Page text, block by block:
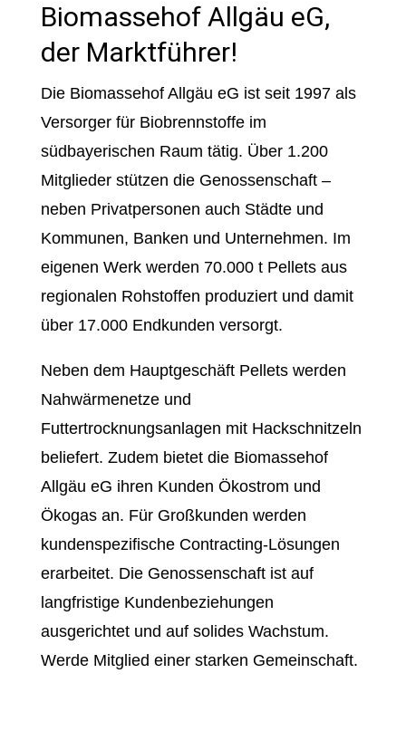
Biomassehof Allgäu eG,
der Marktführer!
Die Biomassehof Allgäu eG ist seit 1997 als
Versorger für Biobrennstoffe im
südbayerischen Raum tätig. Über 1.200
Mitglieder stützen die Genossenschaft –
neben Privatpersonen auch Städte und
Kommunen, Banken und Unternehmen. Im
eigenen Werk werden 70.000 t Pellets aus
regionalen Rohstoffen produziert und damit
über 17.000 Endkunden versorgt.
Neben dem Hauptgeschäft Pellets werden
Nahwärmenetze und
Futtertrocknungsanlagen mit Hackschnitzeln
beliefert. Zudem bietet die Biomassehof
Allgäu eG ihren Kunden Ökostrom und
Ökogas an. Für Großkunden werden
kundenspezifische Contracting-Lösungen
erarbeitet. Die Genossenschaft ist auf
langfristige Kundenbeziehungen
ausgerichtet und auf solides Wachstum.
Werde Mitglied einer starken Gemeinschaft.